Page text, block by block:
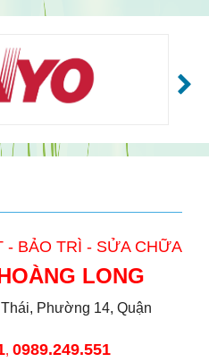
- BẢO TRÌ - SỬA CHỮA
LONG
Phường 14, Quận
, 0989.249.551